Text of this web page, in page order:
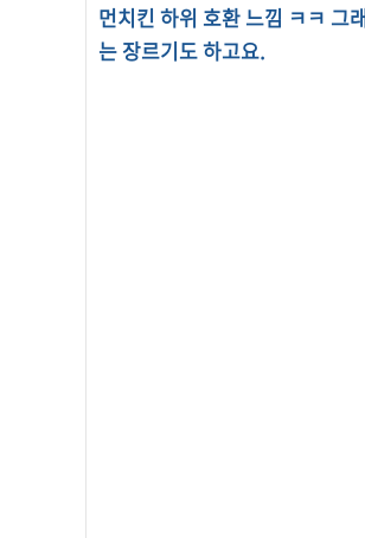
먼치킨 하위 호환 느낌 ㅋㅋ 그
는 장르기도 하고요.